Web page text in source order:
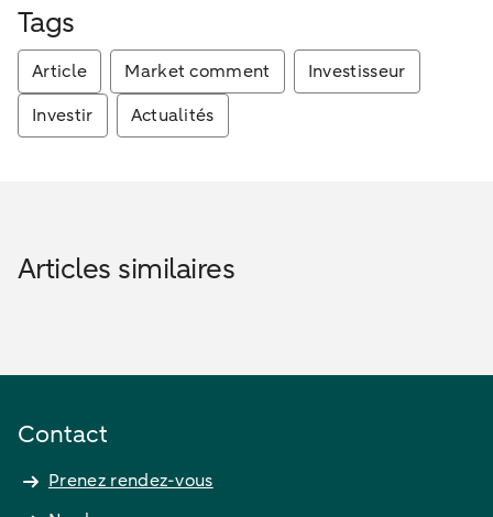
Tags
Article Market comment
Investisseur
Investir
Actualités
Articles similaires
Contact
Prenez rendez-vous